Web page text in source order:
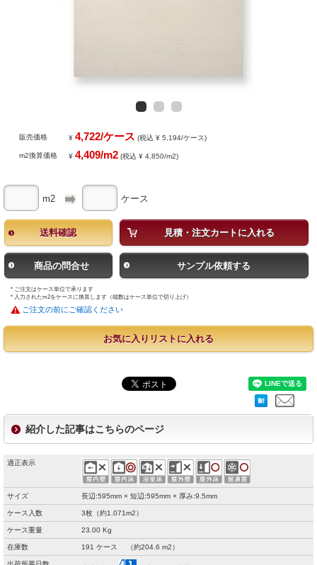
販売価格 ¥4,722/ケース (税込 ¥ 5,194/ケース)
m2換算価格 ¥4,409/m2 (税込 ¥ 4,850/m2)
m2 ケース
送料確認 見積・注文カートに入れる
商品の問合せ サンプル依頼する
* ご注文はケース単位で承ります
* 入力されたm2をケースに換算します（端数はケース単位で切り上げ）
ご注文の前にご確認ください
お気に入りリストに入れる
紹介した記事はこちらのページ
適正表示
サイズ 長辺:595mm × 短辺:595mm × 厚み:9.5mm
ケース入数 3枚（約1.071m2）
ケース重量 23.00 Kg
在庫数 191 ケース （約204.6 m2）